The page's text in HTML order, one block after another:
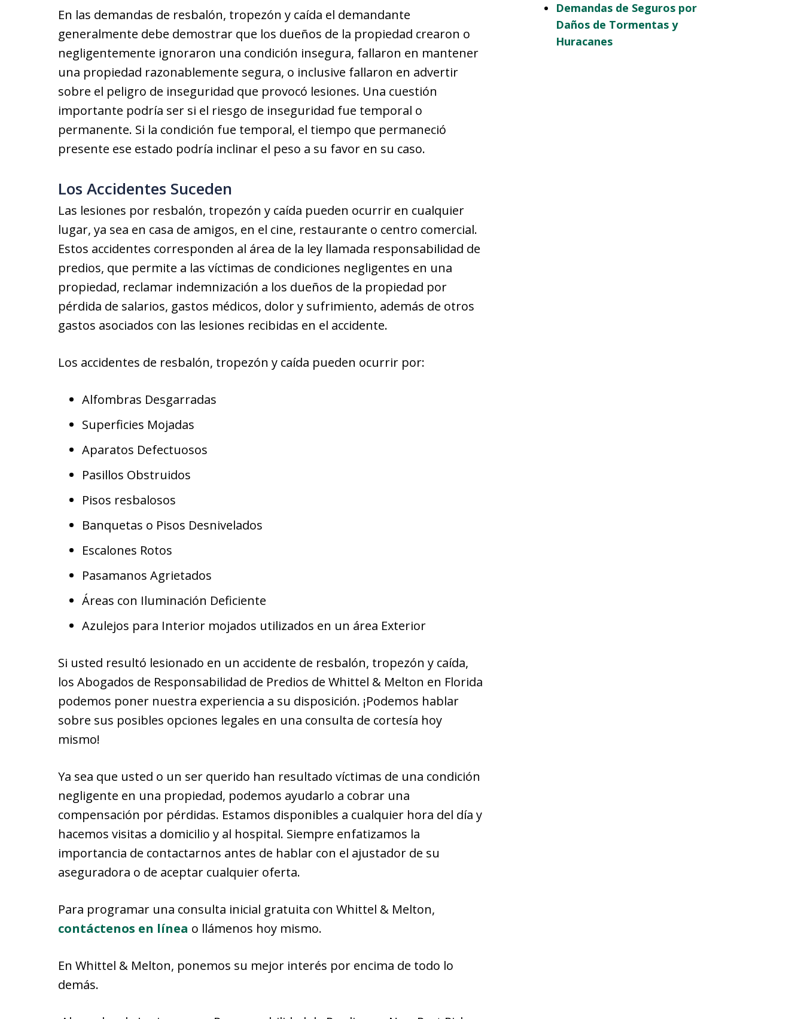
En las demandas de resbalón, tropezón y caída el demandante
generalmente debe demostrar que los dueños de la propiedad crearon o
negligentemente ignoraron una condición insegura, fallaron en mantener
una propiedad razonablemente segura, o inclusive fallaron en advertir
sobre el peligro de inseguridad que provocó lesiones. Una cuestión
importante podría ser si el riesgo de inseguridad fue temporal o
permanente. Si la condición fue temporal, el tiempo que permaneció
presente ese estado podría inclinar el peso a su favor en su caso.
Los Accidentes Suceden
Las lesiones por resbalón, tropezón y caída pueden ocurrir en cualquier
lugar, ya sea en casa de amigos, en el cine, restaurante o centro comercial.
Estos accidentes corresponden al área de la ley llamada responsabilidad de
predios, que permite a las víctimas de condiciones negligentes en una
propiedad, reclamar indemnización a los dueños de la propiedad por
pérdida de salarios, gastos médicos, dolor y sufrimiento, además de otros
gastos asociados con las lesiones recibidas en el accidente.
Los accidentes de resbalón, tropezón y caída pueden ocurrir por:
Alfombras Desgarradas
Superficies Mojadas
Aparatos Defectuosos
Pasillos Obstruidos
Pisos resbalosos
Banquetas o Pisos Desnivelados
Escalones Rotos
Pasamanos Agrietados
Áreas con Iluminación Deficiente
Azulejos para Interior mojados utilizados en un área Exterior
Si usted resultó lesionado en un accidente de resbalón, tropezón y caída,
los Abogados de Responsabilidad de Predios de Whittel & Melton en Florida
podemos poner nuestra experiencia a su disposición. ¡Podemos hablar
sobre sus posibles opciones legales en una consulta de cortesía hoy
mismo!
Ya sea que usted o un ser querido han resultado víctimas de una condición
negligente en una propiedad, podemos ayudarlo a cobrar una
compensación por pérdidas. Estamos disponibles a cualquier hora del día y
hacemos visitas a domicilio y al hospital. Siempre enfatizamos la
importancia de contactarnos antes de hablar con el ajustador de su
aseguradora o de aceptar cualquier oferta.
Para programar una consulta inicial gratuita con Whittel & Melton,
contáctenos en línea o llámenos hoy mismo.
En Whittel & Melton, ponemos su mejor interés por encima de todo lo
demás.
Demandas de Seguros por
Daños de Tormentas y
Huracanes